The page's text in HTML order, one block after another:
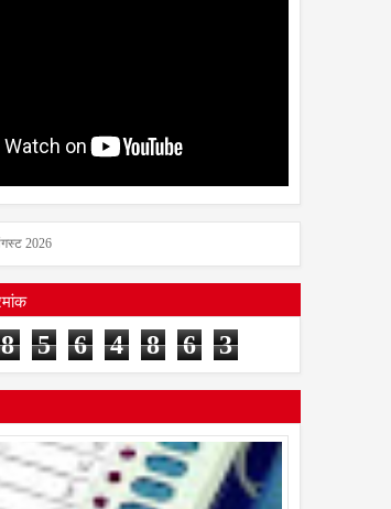
2026
8 5 6 4 8 6 3